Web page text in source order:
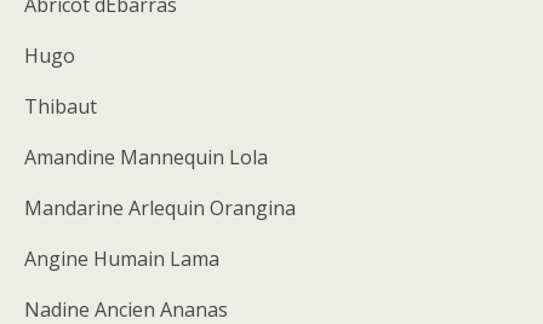
Hugo
Thibaut
Amandine Mannequin Lola
Mandarine Arlequin Orangina
Angine Humain Lama
Nadine Ancien Ananas